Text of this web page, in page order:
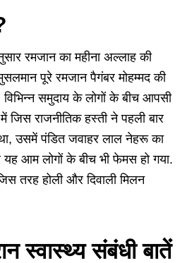
रमजान का महीना अल्लाह की
पूरे रमजान पैगंबर मोहम्मद की
समुदाय के लोगों के बीच आपसी
जिस राजनीतिक हस्ती ने पहली बार
उसमें पंडित जवाहर लाल नेहरू का
यह आम लोगों के बीच भी फेमस हो गया.
तरह होली और दिवाली मिलन
स्वास्थ्य संबंधी बातें